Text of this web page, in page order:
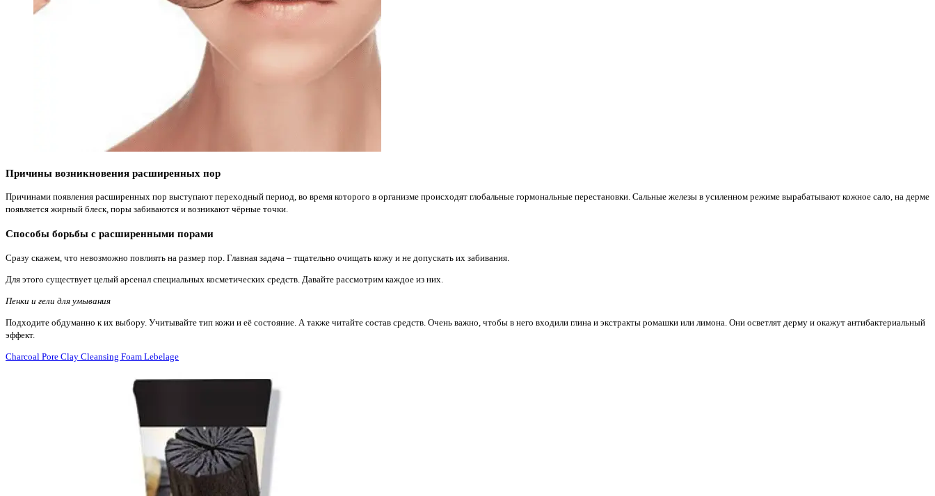
Причины возникновения расширенных пор
Причинами появления расширенных пор выступают переходный период, во время которого в организме происходят глобальные гормональные перестановки. Сальные железы в усиленном режиме вырабатывают кожное сало, на дерме
появляется жирный блеск, поры забиваются и возникают чёрные точки.
Способы борьбы с расширенными порами
Сразу скажем, что невозможно повлиять на размер пор. Главная задача – тщательно очищать кожу и не допускать их забивания.
Для этого существует целый арсенал специальных косметических средств. Давайте рассмотрим каждое из них.
Пенки и гели для умывания
Подходите обдуманно к их выбору. Учитывайте тип кожи и её состояние. А также читайте состав средств. Очень важно, чтобы в него входили глина и экстракты ромашки или лимона. Они осветлят дерму и окажут антибактериальный
эффект.
Charcoal Pore Clay Cleansing Foam Lebelage